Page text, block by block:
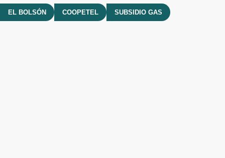
EL BOLSÓN COOPETEL SUBSIDIO GAS